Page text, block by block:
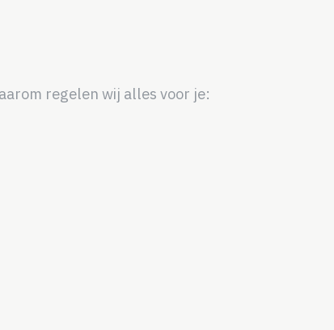
regelen wij alles voor je: